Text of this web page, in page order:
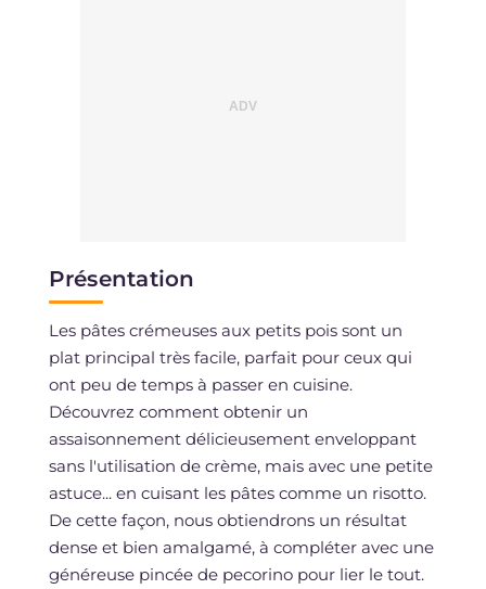
Présentation
Les pâtes crémeuses aux petits pois sont un
plat principal très facile, parfait pour ceux qui
ont peu de temps à passer en cuisine.
Découvrez comment obtenir un
assaisonnement délicieusement enveloppant
sans l'utilisation de crème, mais avec une petite
astuce... en cuisant les pâtes comme un risotto.
De cette façon, nous obtiendrons un résultat
dense et bien amalgamé, à compléter avec une
généreuse pincée de pecorino pour lier le tout.